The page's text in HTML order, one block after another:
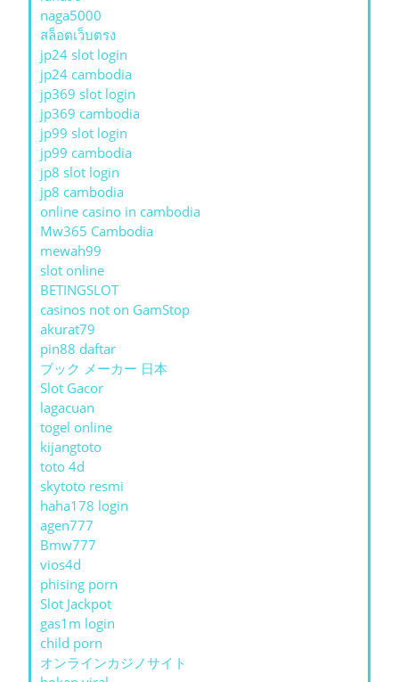
naga5000
สล็อตเว็บตรง
jp24 slot login
jp24 cambodia
jp369 slot login
jp369 cambodia
jp99 slot login
jp99 cambodia
jp8 slot login
jp8 cambodia
online casino in cambodia
Mw365 Cambodia
mewah99
slot online
BETINGSLOT
casinos not on GamStop
akurat79
pin88 daftar
ブック メーカー 日本
Slot Gacor
lagacuan
togel online
kijangtoto
toto 4d
skytoto resmi
haha178 login
agen777
Bmw777
vios4d
phising porn
Slot Jackpot
gas1m login
child porn
オンラインカジノサイト